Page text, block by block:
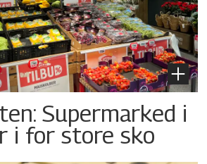
Supermarked i
i for store sko